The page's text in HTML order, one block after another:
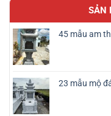
SẢN
45 mẫu am
23 mẫu mộ